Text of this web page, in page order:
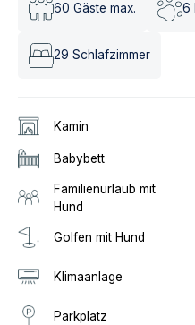
60 Gäste max. 6
29 Schlafzimmer
Kamin
Babybett
Familienurlaub mit
Hund
Golfen mit Hund
Klimaanlage
Parkplatz